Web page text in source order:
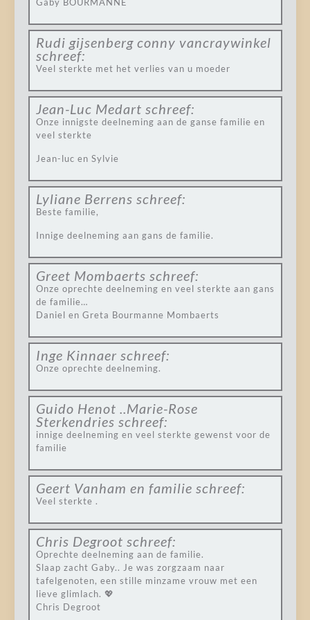
Rudi gijsenberg conny vancraywinkel
schreef:
Veel sterkte met het verlies van u moeder
Jean-Luc Medart schreef:
Onze innigste deelneming aan de ganse familie en
veel sterkte
Jean-luc en Sylvie
Lyliane Berrens schreef:
Beste familie,
Innige deelneming aan gans de familie.
Greet Mombaerts schreef:
Onze oprechte deelneming en veel sterkte aan gans
de familie…
Daniel en Greta Bourmanne Mombaerts
Inge Kinnaer schreef:
Onze oprechte deelneming.
Guido Henot ..Marie-Rose
Sterkendries schreef:
innige deelneming en veel sterkte gewenst voor de
familie
Geert Vanham en familie schreef:
Veel sterkte .
Chris Degroot schreef:
Oprechte deelneming aan de familie.
Slaap zacht Gaby.. Je was zorgzaam naar
tafelgenoten, een stille minzame vrouw met een
lieve glimlach. 💖
Chris Degroot